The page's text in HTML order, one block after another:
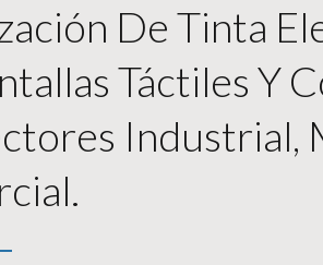
De Tinta
Táctiles Y
Industrial,